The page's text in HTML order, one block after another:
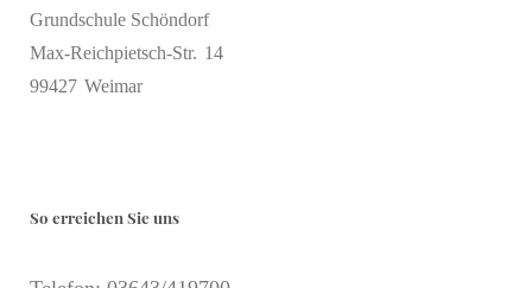
Grundschule Schöndorf
Max-Reichpietsch-Str. 14
99427 Weimar
So erreichen Sie uns